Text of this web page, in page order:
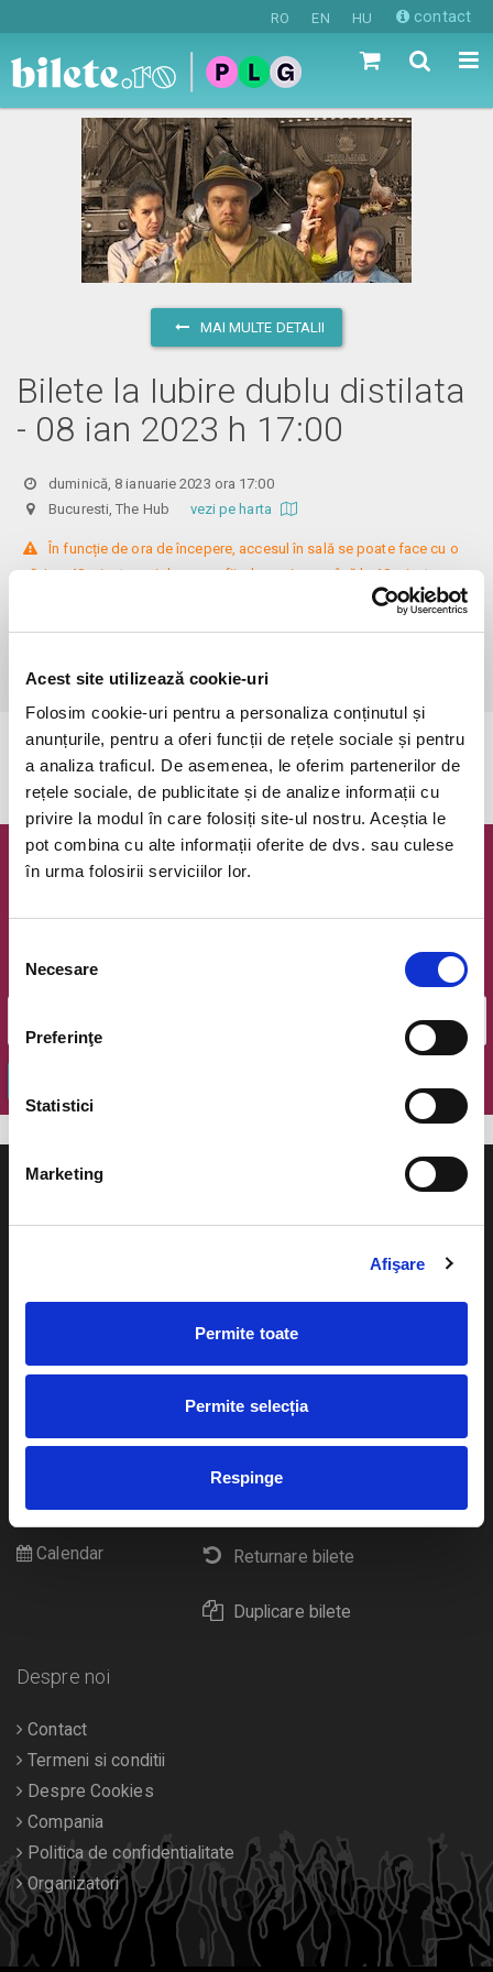
Acest site utilizează cookie-uri
Folosim cookie-uri pentru a personaliza conținutul și
anunțurile, pentru a oferi funcții de rețele sociale și pentru
a analiza traficul. De asemenea, le oferim partenerilor de
rețele sociale, de publicitate și de analize informații cu
privire la modul în care folosiți site-ul nostru. Aceștia le
pot combina cu alte informații oferite de dvs. sau culese
în urma folosirii serviciilor lor.
consimțământului
Necesare
Preferinţe
Statistici
Marketing
Afişare
Permite toate
Permite selecția
Respinge
RO EN HU contact
MAI MULTE DETALII
Bilete la Iubire dublu distilata
- 08 ian 2023 h 17:00
duminică, 8 ianuarie 2023 ora 17:00
Bucuresti, The Hub vezi pe harta
În funcție de ora de începere, accesul în sală se poate face cu o
oră / cu 40 minute mai devreme, fiind permis cu până la 10 minute
înainte de spectacol. Așezarea se realizează la mese de 2 (nr. limitat), 3
Informații suplimentare, la nr. de telefon 0773 825 249.
Evenimentul a expirat.
Newsletter @ Bilete.ro
Email
Cum comand bilete?
eBilet printat acasa
Returnare bilete
Duplicare bilete
Pentru copii
Diverse
Calendar
Despre noi
Contact
Termeni si conditii
Despre Cookies
Compania
Politica de confidentialitate
Organizatori